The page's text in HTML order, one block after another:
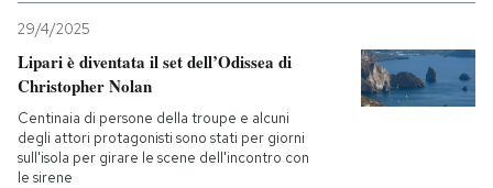
29/4/2025
Lipari è diventata il set dell’Odissea di
Christopher Nolan
Centinaia di persone della troupe e alcuni
degli attori protagonisti sono stati per giorni
sull'isola per girare le scene dell'incontro con
le sirene